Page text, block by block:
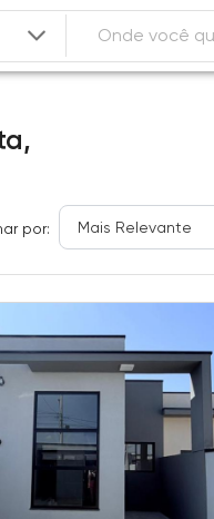
por: Mais Relevante